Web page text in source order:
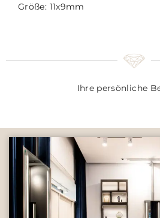
Größe: 11x9mm
Ihre persönliche